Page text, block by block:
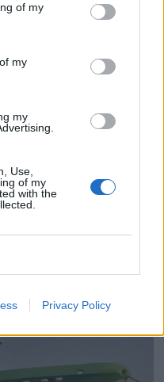
of my
my
my
Use,
of my
with the
Privacy Policy
PLUS
øker